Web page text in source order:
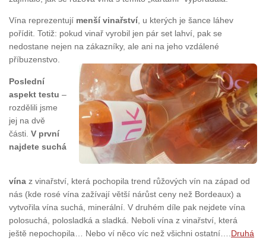
Vína reprezentují menší vinařství, u kterých je šance láhev
pořídit. Totiž: pokud vinař vyrobil jen pár set lahví, pak se
nedostane nejen na zákazníky, ale ani na jeho vzdálené
příbuzenstvo.
Poslední
aspekt testu –
rozdělili jsme
jej na dvě
části. V první
najdete suchá
vína z vinařství, která pochopila trend růžových vín na západ od
nás (kde rosé vína zažívají větší nárůst ceny než Bordeaux) a
vytvořila vína suchá, minerální. V druhém díle pak nejdete vína
polosuchá, polosladká a sladká. Neboli vína z vinařství, která
ještě nepochopila… Nebo ví něco víc než všichni ostatní….Druhá